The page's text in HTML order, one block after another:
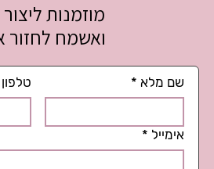
מוזמנות
ואשמח לחזור
שם מלא * טלפון
אימייל *